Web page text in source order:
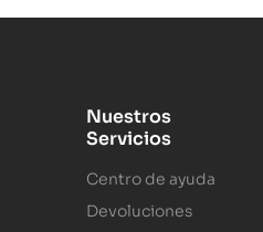
Nuestros
Servicios
Centro de ayuda
Devoluciones